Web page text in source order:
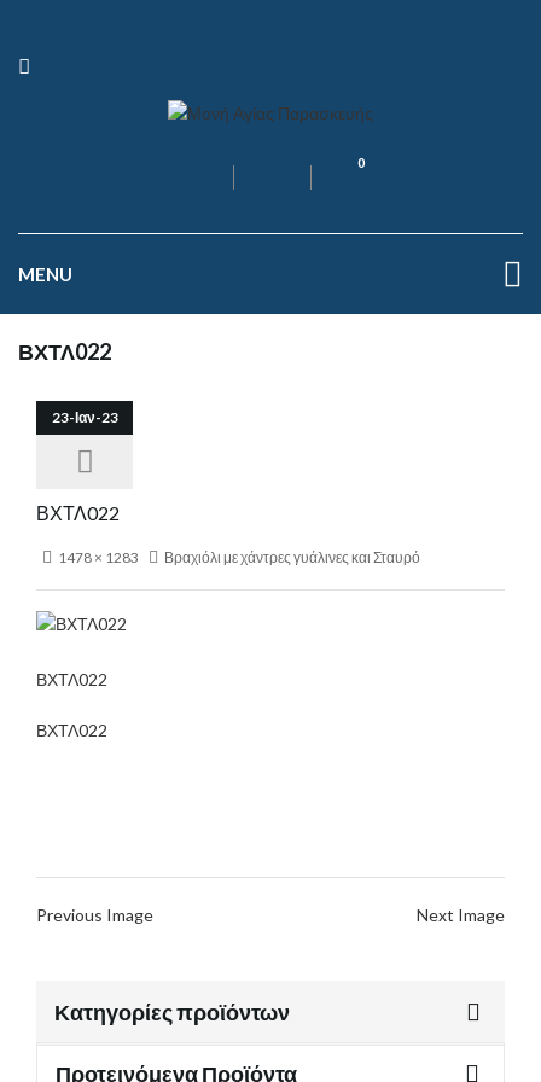
0
MENU
ΒΧΤΛ022
23-Ιαν-23
ΒΧΤΛ022
1478 × 1283 Βραχιόλι με χάντρες γυάλινες και Σταυρό
ΒΧΤΛ022
ΒΧΤΛ022
Previous Image Next Image
Κατηγορίες προϊόντων
Προτεινόμενα Προϊόντα